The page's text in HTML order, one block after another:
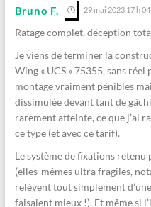
Bruno F. 29 mai 2023 17 h
Ratage complet, déception
Je viens de terminer la
Wing « UCS » 75355, sans
montage vraiment pénibles
dissimulée devant tant de
rarement atteinte, ce que j’ai
ce type (et avec ce tarif).
Le système de fixations retenu
(elles-mêmes ultra fragiles,
relèvent tout simplement
faisaient mieux !). Et même si